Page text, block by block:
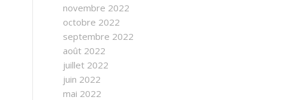
novembre 2022
octobre 2022
septembre 2022
août 2022
juillet 2022
juin 2022
mai 2022